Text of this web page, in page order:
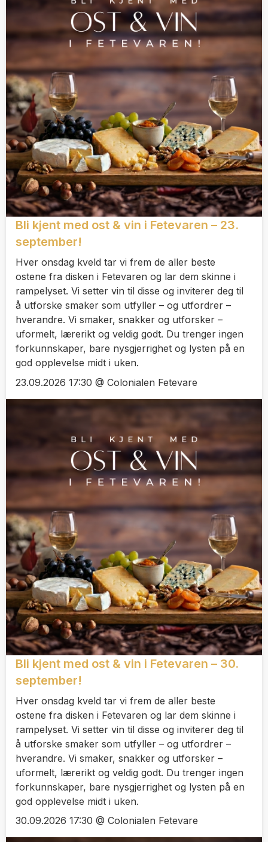
Bli kjent med ost & vin i Fetevaren – 23.
september!
Hver onsdag kveld tar vi frem de aller beste
ostene fra disken i Fetevaren og lar dem skinne i
rampelyset. Vi setter vin til disse og inviterer deg til
å utforske smaker som utfyller – og utfordrer –
hverandre. Vi smaker, snakker og utforsker –
uformelt, lærerikt og veldig godt. Du trenger ingen
forkunnskaper, bare nysgjerrighet og lysten på en
god opplevelse midt i uken.
23.09.2026 17:30 @ Colonialen Fetevare
Bli kjent med ost & vin i Fetevaren – 30.
september!
Hver onsdag kveld tar vi frem de aller beste
ostene fra disken i Fetevaren og lar dem skinne i
rampelyset. Vi setter vin til disse og inviterer deg til
å utforske smaker som utfyller – og utfordrer –
hverandre. Vi smaker, snakker og utforsker –
uformelt, lærerikt og veldig godt. Du trenger ingen
forkunnskaper, bare nysgjerrighet og lysten på en
god opplevelse midt i uken.
30.09.2026 17:30 @ Colonialen Fetevare